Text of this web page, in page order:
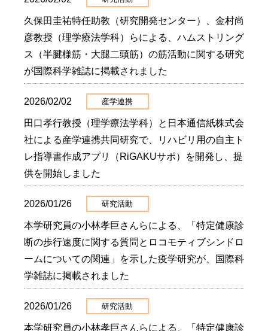
久保田圭祐特任助教（研究開発センター）、金村尚
彦教授（理学療法学科）らによる、ハムストリング
ス（半腱様筋・大腿二頭筋）の筋活動に関する研究
が国際科学雑誌に掲載されました
2026/02/02 産学連携
田口孝行教授（理学療法学科）と日本通信紙株式会
社による産学連携共同研究で、リハビリ用の自主ト
レ指導書作成アプリ（RiGAKUサポ）を開発し、提
供を開始しました
2026/01/26 研究活動
本学研究員の小林孝巨さんらによる、「特定健康診
断の歩行速度に関する質問とロコモティブシンドロ
ームについての関連」を示した疫学研究が、国際科
学雑誌に掲載されました
2026/01/26 研究活動
本学研究員の小林孝巨さんらによる、「特定健康診